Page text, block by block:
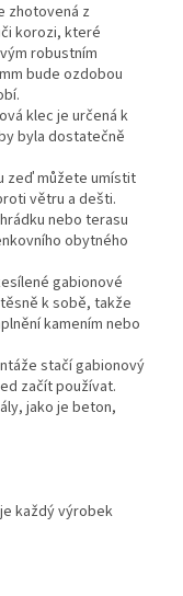
zhotovená z
korozi, které
robustním
bude ozdobou
klec je určená k
byla dostatečně
zeď můžete umístit
větru a dešti.
nebo terasu
obytného
gabionové
k sobě, takže
kamením nebo
stačí gabionový
začít používat.
jako je beton,
každý výrobek